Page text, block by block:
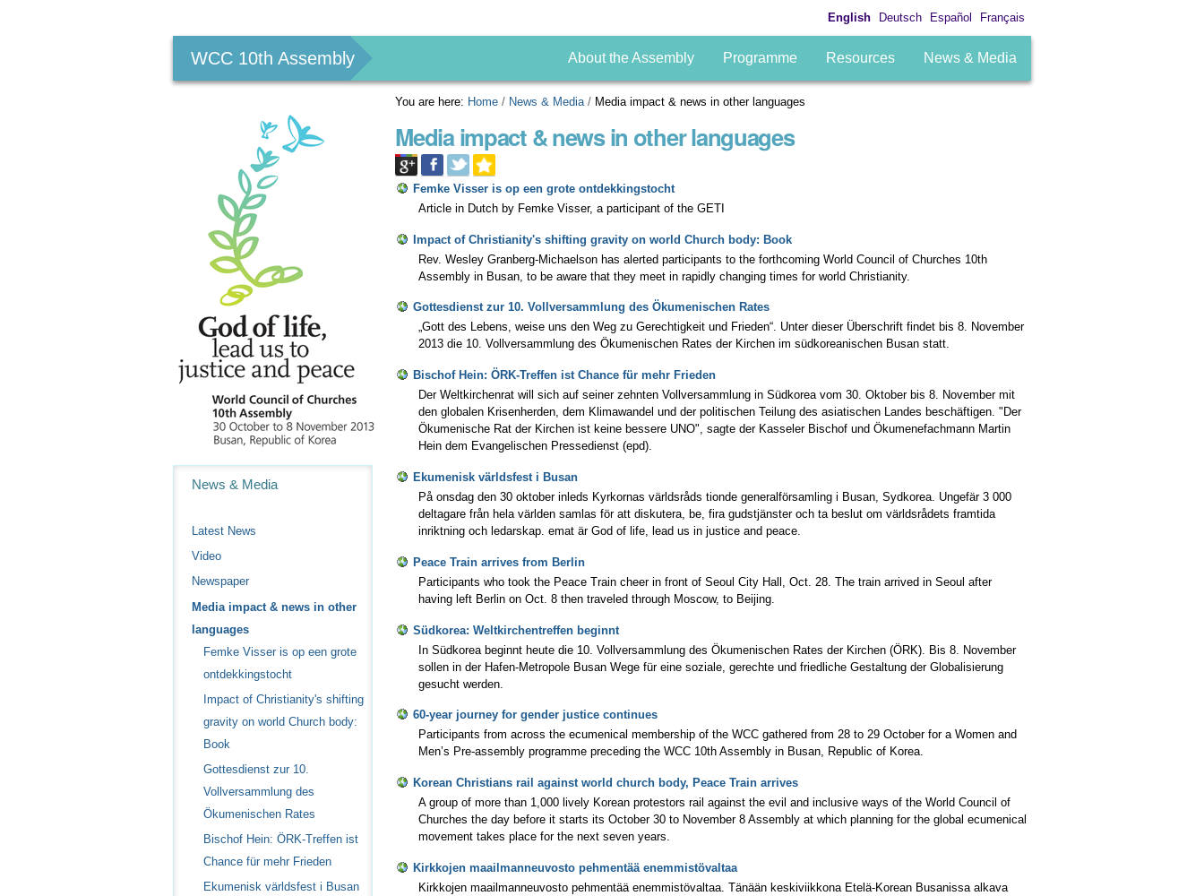
English Deutsch Español Français
WCC 10th Assembly About the Assembly Programme Resources News & Media
You are here: Home / News & Media / Media impact & news in other languages
Media impact & news in other languages
Femke Visser is op een grote ontdekkingstocht
Article in Dutch by Femke Visser, a participant of the GETI
Impact of Christianity's shifting gravity on world Church body: Book
Rev. Wesley Granberg-Michaelson has alerted participants to the forthcoming World Council of Churches 10th
Assembly in Busan, to be aware that they meet in rapidly changing times for world Christianity.
Gottesdienst zur 10. Vollversammlung des Ökumenischen Rates
„Gott des Lebens, weise uns den Weg zu Gerechtigkeit und Frieden“. Unter dieser Überschrift findet bis 8. November
2013 die 10. Vollversammlung des Ökumenischen Rates der Kirchen im südkoreanischen Busan statt.
Bischof Hein: ÖRK-Treffen ist Chance für mehr Frieden
Der Weltkirchenrat will sich auf seiner zehnten Vollversammlung in Südkorea vom 30. Oktober bis 8. November mit
den globalen Krisenherden, dem Klimawandel und der politischen Teilung des asiatischen Landes beschäftigen. "Der
Ökumenische Rat der Kirchen ist keine bessere UNO", sagte der Kasseler Bischof und Ökumenefachmann Martin
Hein dem Evangelischen Pressedienst (epd).
Ekumenisk världsfest i Busan
På onsdag den 30 oktober inleds Kyrkornas världsråds tionde generalförsamling i Busan, Sydkorea. Ungefär 3 000
deltagare från hela världen samlas för att diskutera, be, fira gudstjänster och ta beslut om världsrådets framtida
inriktning och ledarskap. emat är God of life, lead us in justice and peace.
Peace Train arrives from Berlin
Participants who took the Peace Train cheer in front of Seoul City Hall, Oct. 28. The train arrived in Seoul after
having left Berlin on Oct. 8 then traveled through Moscow, to Beijing.
Südkorea: Weltkirchentreffen beginnt
In Südkorea beginnt heute die 10. Vollversammlung des Ökumenischen Rates der Kirchen (ÖRK). Bis 8. November
sollen in der Hafen-Metropole Busan Wege für eine soziale, gerechte und friedliche Gestaltung der Globalisierung
gesucht werden.
60-year journey for gender justice continues
Participants from across the ecumenical membership of the WCC gathered from 28 to 29 October for a Women and
Men’s Pre-assembly programme preceding the WCC 10th Assembly in Busan, Republic of Korea.
Korean Christians rail against world church body, Peace Train arrives
A group of more than 1,000 lively Korean protestors rail against the evil and inclusive ways of the World Council of
Churches the day before it starts its October 30 to November 8 Assembly at which planning for the global ecumenical
movement takes place for the next seven years.
Kirkkojen maailmanneuvosto pehmentää enemmistövaltaa
Kirkkojen maailmanneuvosto pehmentää enemmistövaltaa. Tänään keskiviikkona Etelä-Korean Busanissa alkava
News & Media
Latest News
Video
Newspaper
Media impact & news in other
languages
Femke Visser is op een grote
ontdekkingstocht
Impact of Christianity's shifting
gravity on world Church body:
Book
Gottesdienst zur 10.
Vollversammlung des
Ökumenischen Rates
Bischof Hein: ÖRK-Treffen ist
Chance für mehr Frieden
Ekumenisk världsfest i Busan